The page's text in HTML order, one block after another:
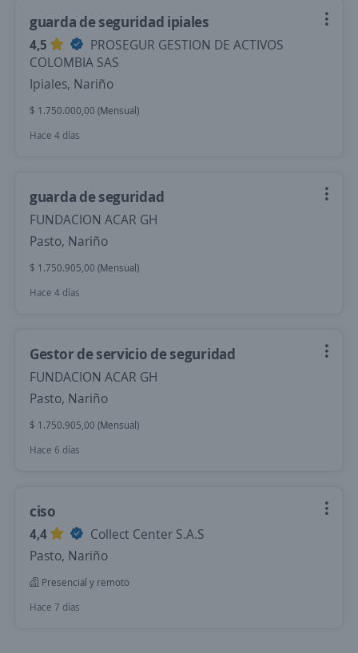
guarda de seguridad ipiales
4,5
PROSEGUR GESTION DE ACTIVOS
COLOMBIA SAS
Ipiales, Nariño
$ 1.750.000,00 (Mensual)
Hace 4 días
guarda de seguridad
FUNDACION ACAR GH
Pasto, Nariño
$ 1.750.905,00 (Mensual)
Hace 4 días
Gestor de servicio de seguridad
FUNDACION ACAR GH
Pasto, Nariño
$ 1.750.905,00 (Mensual)
Hace 6 días
ciso
4,4
Collect Center S.A.S
Pasto, Nariño
Presencial y remoto
Hace 7 días